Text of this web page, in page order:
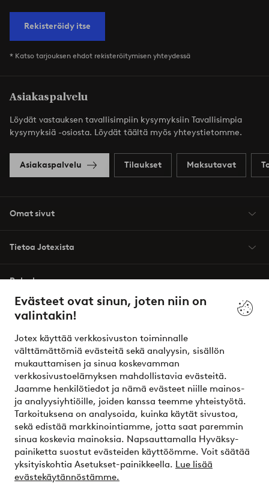
Evästeet ovat sinun, joten niin on
valintakin!
Jotex käyttää verkkosivuston toiminnalle
välttämättömiä evästeitä sekä analyysin, sisällön
mukauttamisen ja sinua koskevamman
verkkosivustoelämyksen mahdollistavia evästeitä.
Jaamme henkilötiedot ja nämä evästeet niille mainos-
ja analyysiyhtiöille, joiden kanssa teemme yhteistyötä.
Tarkoituksena on analysoida, kuinka käytät sivustoa,
sekä edistää markkinointiamme, jotta saat paremmin
sinua koskevia mainoksia. Napsauttamalla Hyväksy-
painiketta suostut evästeiden käyttöömme. Voit säätää
yksityiskohtia Asetukset-painikkeella. Lue lisää
evästekäytännöstämme.
Rekisteröidy itse
* Katso tarjouksen ehdot rekisteröitymisen yhteydessä
Asiakaspalvelu
Löydät vastauksen tavallisimpiin kysymyksiin Tavallisimpia
kysymyksiä -osiosta. Löydät täältä myös yhteystietomme.
Asiakaspalvelu Tilaukset Maksutavat
Omat sivut
Tietoa Jotexista
Palvelumme
Ehdot
Ystävät
Turvalliset maksut – maksa nyt tai erissä
Haluatko tietää lisää maksuvaihtoehdoistamme?
elpy